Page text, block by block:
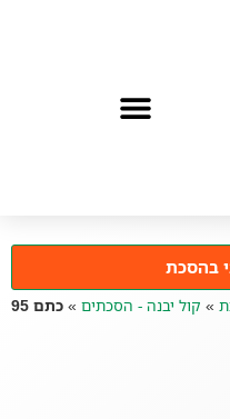
בהסכת
» קול יבנה - הסכתים » כתם 95